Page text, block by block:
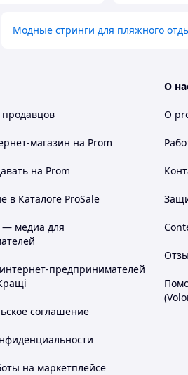
Модные стринги для пляжного
магазин на Prom
на Prom
в Каталоге ProSale
— медиа для
предпринимателей
соглашение
на маркетплейсе
О
О